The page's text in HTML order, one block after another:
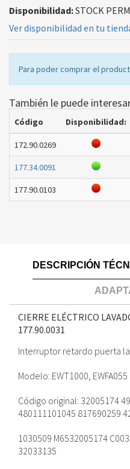
Disponibilidad:STOCK
Ver disponibilidad en tu
Para poder comprar el
También le puede
Código Disponibilidad:
172.90.0269
177.34.0091
177.90.0103
DESCRIPCIÓN
CIERRE ELÉCTRICO
177.90.0031
Interruptor retardo puerta
Modelo: EWT1000, EWFA055
Código original: 32005174
480111101045 817690259
1030509 M6532005174
32033135